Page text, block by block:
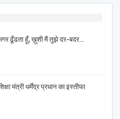
मगर ढूँढता हूँ, ख़ुशी मैं तुझे दर-बदर…
मंत्री धर्मेंद्र प्रधान का इस्तीफा